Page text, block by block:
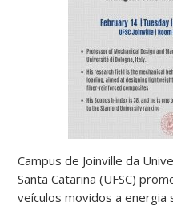
Campus de Joinville da
Santa Catarina (UFSC)
veículos movidos a energia